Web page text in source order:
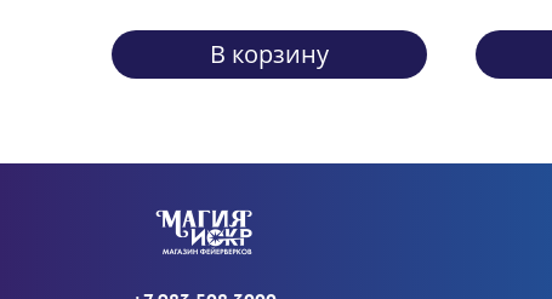
В корзину